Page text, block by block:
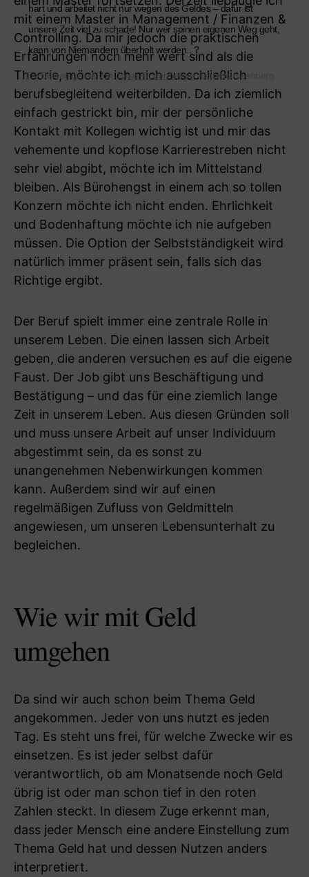
hart und arbeitet nicht nur wegen des Geldes – dafür ist
unsere Zeit viel zu schade! Nur wer seinen eigenen Weg geht,
kann von Niemandem überholt werden.. ?
Ein Beitrag geteilt vonJonas Rosenberger(@jonasrosenbergerinvest) am
mit einem Master in Management / Finanzen &
Controlling. Da mir jedoch die praktischen
Erfahrungen noch mehr wert sind als die
Theorie, möchte ich mich ausschließlich
berufsbegleitend weiterbilden. Da ich ziemlich
einfach gestrickt bin, mir der persönliche
Kontakt mit Kollegen wichtig ist und mir das
vehemente und kopflose Karrierestreben nicht
sehr viel abgibt, möchte ich im Mittelstand
bleiben. Als Bürohengst in einem ach so tollen
Konzern möchte ich nicht enden. Ehrlichkeit
und Bodenhaftung möchte ich nie aufgeben
müssen. Die Option der Selbstständigkeit wird
natürlich immer präsent sein, falls sich das
Richtige ergibt.
Der Beruf spielt immer eine zentrale Rolle in
unserem Leben. Die einen lassen sich Arbeit
geben, die anderen versuchen es auf die eigene
Faust. Der Job gibt uns Beschäftigung und
Bestätigung – und das für eine ziemlich lange
Zeit in unserem Leben. Aus diesen Gründen soll
und muss unsere Arbeit auf unser Individuum
abgestimmt sein, da es sonst zu
unangenehmen Nebenwirkungen kommen
kann. Außerdem sind wir auf einen
regelmäßigen Zufluss von Geldmitteln
angewiesen, um unseren Lebensunterhalt zu
begleichen.
Wie wir mit Geld
umgehen
Da sind wir auch schon beim Thema Geld
angekommen. Jeder von uns nutzt es jeden
Tag. Es steht uns frei, für welche Zwecke wir es
einsetzen. Es ist jeder selbst dafür
verantwortlich, ob am Monatsende noch Geld
übrig ist oder man schon tief in den roten
Zahlen steckt. In diesem Zuge erkennt man,
dass jeder Mensch eine andere Einstellung zum
Thema Geld hat und dessen Nutzen anders
interpretiert.